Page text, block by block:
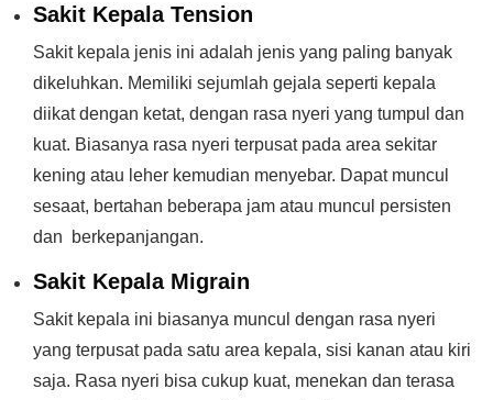
Sakit Kepala Tension
Sakit kepala jenis ini adalah jenis yang paling banyak
dikeluhkan. Memiliki sejumlah gejala seperti kepala
diikat dengan ketat, dengan rasa nyeri yang tumpul dan
kuat. Biasanya rasa nyeri terpusat pada area sekitar
kening atau leher kemudian menyebar. Dapat muncul
sesaat, bertahan beberapa jam atau muncul persisten
dan berkepanjangan.
Sakit Kepala Migrain
Sakit kepala ini biasanya muncul dengan rasa nyeri
yang terpusat pada satu area kepala, sisi kanan atau kiri
saja. Rasa nyeri bisa cukup kuat, menekan dan terasa